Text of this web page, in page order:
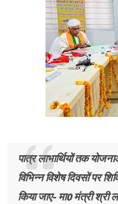
पात्र लाभार्थियों तक
विभिन्न विशेष दिवसों पर
किया जाए- मा0 मंत्री श्री